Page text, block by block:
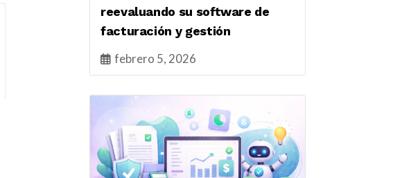
reevaluando su software de
facturación y gestión
febrero 5, 2026